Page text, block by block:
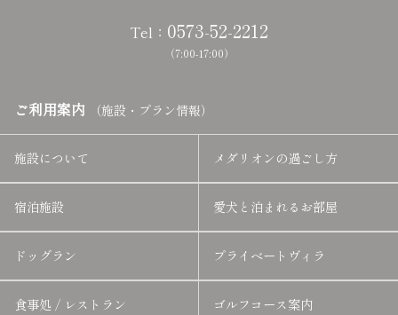
Tel： 0573-52-2212
（7:00-17:00）
ご利用案内 （施設・プラン情報）
施設について メダリオンの過ごし方
宿泊施設 愛犬と泊まれるお部屋
ドッグラン プライベートヴィラ
食事処 / レストラン ゴルフコース案内